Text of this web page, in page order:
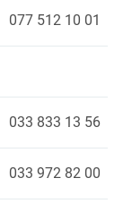
077 512 10 01
033 833 13 56
033 972 82 00